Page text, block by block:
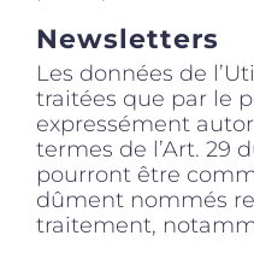
Newsletters
Les données de
traitées que par le
expressément
termes de l’Art. 29
pourront être
dûment nommés
traitement,